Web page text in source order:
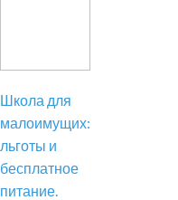
Школа для
малоимущих:
льготы и
бесплатное
питание.